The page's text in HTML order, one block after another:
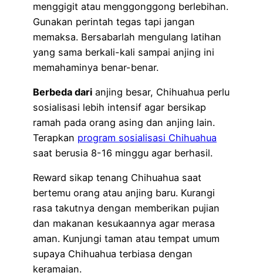
menggigit atau menggonggong berlebihan.
Gunakan perintah tegas tapi jangan
memaksa. Bersabarlah mengulang latihan
yang sama berkali-kali sampai anjing ini
memahaminya benar-benar.
Berbeda dari anjing besar, Chihuahua perlu
sosialisasi lebih intensif agar bersikap
ramah pada orang asing dan anjing lain.
Terapkan program sosialisasi Chihuahua
saat berusia 8-16 minggu agar berhasil.
Reward sikap tenang Chihuahua saat
bertemu orang atau anjing baru. Kurangi
rasa takutnya dengan memberikan pujian
dan makanan kesukaannya agar merasa
aman. Kunjungi taman atau tempat umum
supaya Chihuahua terbiasa dengan
keramaian.